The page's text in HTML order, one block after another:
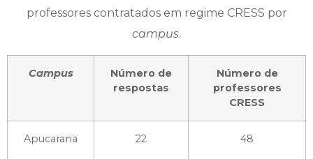
professores contratados em regime CRESS por
campus.
Campus
Número de
respostas
Número de
professores
CRESS
Apucarana 22 48